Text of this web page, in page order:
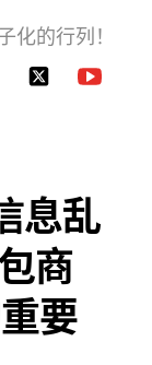
化的行列！
息乱
商
要